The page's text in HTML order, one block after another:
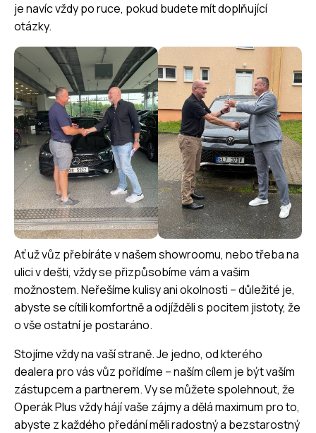
je navíc vždy po ruce, pokud budete mít doplňující
otázky.
Ať už vůz přebíráte v našem showroomu, nebo třeba na
ulici v dešti, vždy se přizpůsobíme vám a vašim
možnostem. Neřešíme kulisy ani okolnosti – důležité je,
abyste se cítili komfortně a odjížděli s pocitem jistoty, že
o vše ostatní je postaráno.
Stojíme vždy na vaší straně. Je jedno, od kterého
dealera pro vás vůz pořídíme – naším cílem je být vaším
zástupcem a partnerem. Vy se můžete spolehnout, že
Operák Plus vždy hájí vaše zájmy a dělá maximum pro to,
abyste z každého předání měli radostný a bezstarostný